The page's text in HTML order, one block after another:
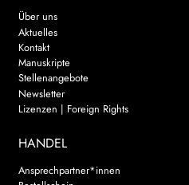
Über uns
Aktuelles
Kontakt
Manuskripte
Stellenangebote
Newsletter
Lizenzen | Foreign Rights
HANDEL
Ansprechpartner*innen